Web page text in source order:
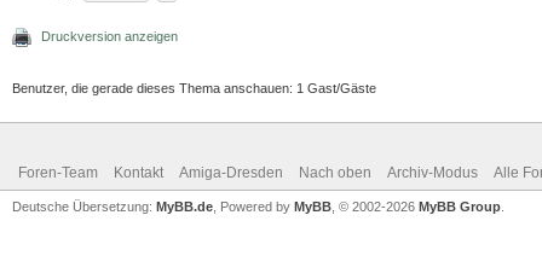
Druckversion anzeigen
Benutzer, die gerade dieses Thema anschauen: 1 Gast/Gäste
Foren-Team Kontakt Amiga-Dresden Nach oben Archiv-Modus Alle
Deutsche Übersetzung: MyBB.de, Powered by MyBB, © 2002-2026 MyBB Group.